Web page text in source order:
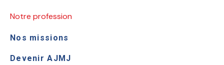
Notre profession
Nos missions
Devenir AJMJ